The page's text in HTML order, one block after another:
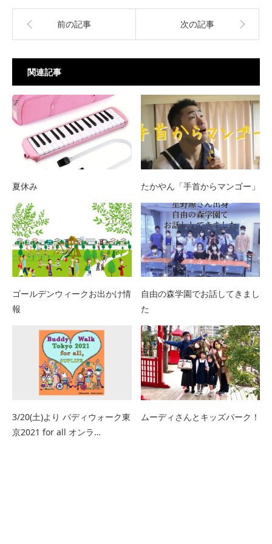
前の記事 次の記事
関連記事
夏休み たかやん「手首からマンゴー」
ゴールデンウィークお出かけ情
報
自由の森学園でお話してきまし
た
3/20(土)より バディウォーク東
京2021 for all オンラ…
ムーディさんとキッズパーク！